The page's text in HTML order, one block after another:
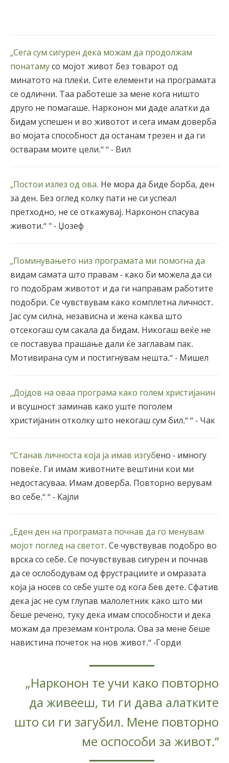
„Сега сум сигурен дека можам да продолжам
понатамусо мојот живот без товарот од
минатото на плеќи. Сите елементи на програмата
се одлични. Таа работеше за мене кога ништо
друго не помагаше. Нарконон ми даде алатки да
бидам успешен и во животот и сега имам доверба
во мојата способност да останам трезен и да ги
остварам моите цели.“ “ - Вил
„Постои излез од ова. Не мора да биде борба, ден
за ден. Без оглед колку пати не си успеал
претходно, не се откажувај. Нарконон спасува
животи.“ " - Џозеф
„Поминувањето низ програмата ми помогна да
видам самата што правам - како би можела да си
го подобрам животот и да ги направам работите
подобри. Се чувствувам како комплетна личност.
Јас сум силна, независна и жена каква што
отсекогаш сум сакала да бидам. Никогаш веќе не
се поставува прашање дали ќе заглавам пак.
Мотивирана сум и постигнувам нешта.“ - Мишел
„Дојдов на оваа програма како голем христијанин
и всушност заминав како уште поголем
христијанин отколку што некогаш сум бил.“ “ - Чак
“Станав личноста која ја имав изгубено - имногу
повеќе. Ги имам животните вештини кои ми
недостасуваа. Имам доверба. Повторно верувам
во себе.“ “ - Кајли
„Еден ден на програмата почнав да го менувам
мојот поглед на светот. Се чувствував подобро во
врска со себе. Се почувствував сигурен и почнав
да се ослободувам од фрустрациите и омразата
која ја носев со себе уште од кога бев дете. Сфатив
дека јас не сум глупав малолетник како што ми
беше речено, туку дека имам способности и дека
можам да преземам контрола. Ова за мене беше
навистина почеток на нов живот.“ -Горди
„Нарконон те учи како повторно
да живееш, ти ги дава алатките
што си ги загубил. Мене повторно
ме оспособи за живот.“